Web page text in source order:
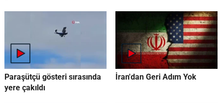
Paraşütçü gösteri sırasında
yere çakıldı
İran'dan Geri Adım Yok